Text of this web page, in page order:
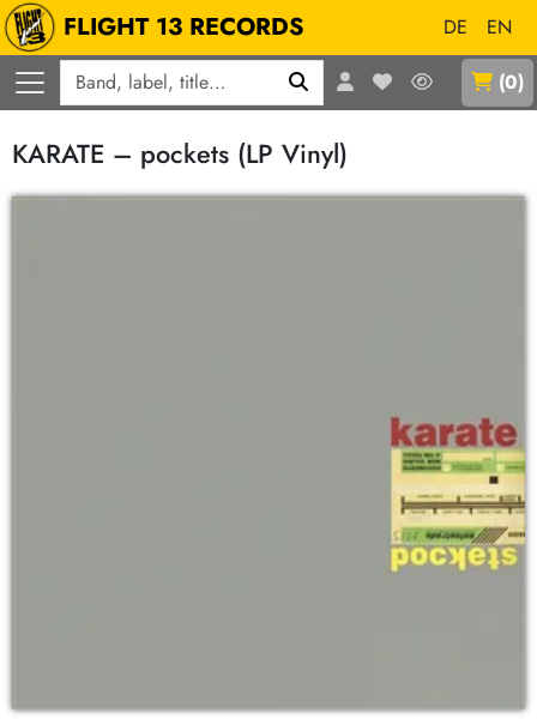
FLIGHT 13 RECORDS DE
EN
(0)
KARATE – pockets (LP Vinyl)